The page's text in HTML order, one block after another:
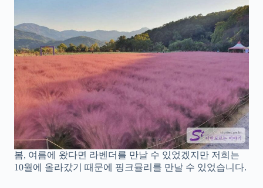
봄, 여름에 왔다면 라벤더를 만날 수 있었겠지만 저희는
10월에 올라갔기 때문에 핑크뮬리를 만날 수 있었습니다.